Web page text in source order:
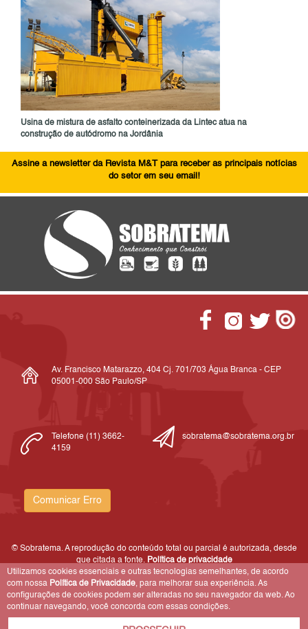
Usina de mistura de asfalto conteinerizada da Lintec atua na
construção de autódromo na Jordânia
Assine a newsletter da Revista M&T para receber as principais notícias
do setor em seu email!
Av. Francisco Matarazzo, 404 Cj. 701/703 Água Branca - CEP
05001-000 São Paulo/SP
Telefone (11) 3662-
4159
sobratema@sobratema.org.br
Comunicar Erro
© Sobratema. A reprodução do conteúdo total ou parcial é autorizada, desde
que citada a fonte. Política de privacidade
Utilizamos cookies essenciais e outras tecnologias semelhantes, de acordo
com nossa Política de Privacidade, para melhorar sua experiência. As
configurações de cookies podem ser alteradas no seu navegador da web. Ao
continuar navegando, você concorda com essas condições.